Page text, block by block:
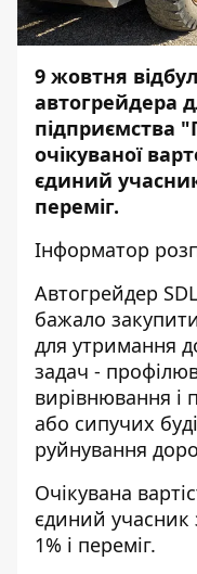
9 жовтня
автогрейдера
підприємства
очікуваної
єдиний
переміг.
Інформатор
Автогрейдер
бажало
для утримання
задач -
вирівнювання і
або сипучих
руйнування
Очікувана
єдиний учасник
1% і переміг.